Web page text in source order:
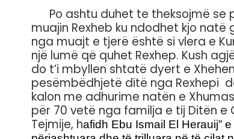
Po ashtu duhet te theksojmë se
muajin Rexheb ku ndodhet kjo
nga muajt e tjerë është si vlera e
një lumë që quhet Rexhep. Kush
do t’i mbyllen shtatë dyert e
pesëmbëdhjetë ditë nga Rexhepi
kalon me adhurime natën e
për 70 vetë nga familja e tij Ditën
Tejmije, hafidh Ebu Ismail El Herauij” e